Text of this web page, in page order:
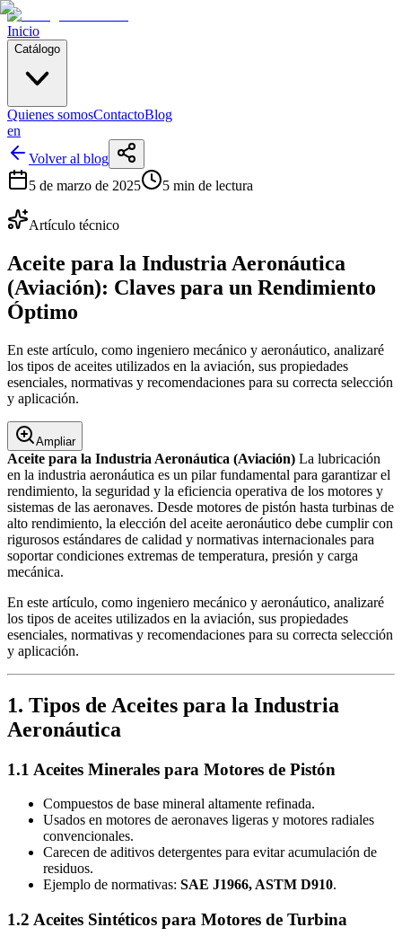
Inicio
Catálogo
Quienes somosContactoBlog
en
Volver al blog
5 de marzo de 2025
5 min de lectura
Artículo técnico
Aceite para la Industria Aeronáutica
(Aviación): Claves para un Rendimiento
Óptimo
En este artículo, como ingeniero mecánico y aeronáutico, analizaré
los tipos de aceites utilizados en la aviación, sus propiedades
esenciales, normativas y recomendaciones para su correcta selección
y aplicación.
Ampliar
Aceite para la Industria Aeronáutica (Aviación) La lubricación
en la industria aeronáutica es un pilar fundamental para garantizar el
rendimiento, la seguridad y la eficiencia operativa de los motores y
sistemas de las aeronaves. Desde motores de pistón hasta turbinas de
alto rendimiento, la elección del aceite aeronáutico debe cumplir con
rigurosos estándares de calidad y normativas internacionales para
soportar condiciones extremas de temperatura, presión y carga
mecánica.
En este artículo, como ingeniero mecánico y aeronáutico, analizaré
los tipos de aceites utilizados en la aviación, sus propiedades
esenciales, normativas y recomendaciones para su correcta selección
y aplicación.
1. Tipos de Aceites para la Industria
Aeronáutica
1.1 Aceites Minerales para Motores de Pistón
Compuestos de base mineral altamente refinada.
Usados en motores de aeronaves ligeras y motores radiales
convencionales.
Carecen de aditivos detergentes para evitar acumulación de
residuos.
Ejemplo de normativas: SAE J1966, ASTM D910.
1.2 Aceites Sintéticos para Motores de Turbina